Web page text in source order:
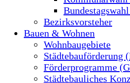
Bezirksvorsteher
Bauen & Wohnen
Wohnbaugebiete
Städtebauförderung
Förderprogramme
Städtebauliches